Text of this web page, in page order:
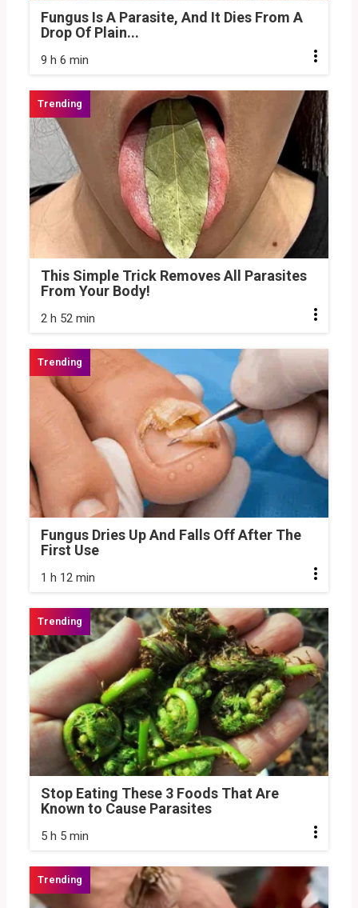
Fungus Is A Parasite, And It Dies From A
Drop Of Plain...
9 h 6 min
This Simple Trick Removes All Parasites
From Your Body!
2 h 52 min
Fungus Dries Up And Falls Off After The
First Use
1 h 12 min
Stop Eating These 3 Foods That Are
Known to Cause Parasites
5 h 5 min